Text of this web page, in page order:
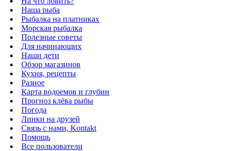
Наша рыба
Рыбалка на платниках
Морская рыбалка
Полезные советы
Для начинающих
Наши дети
Обзор магазинов
Кухня, рецепты
Разное
Карта водоемов и глубин
Прогноз клёва рыбы
Погода
Линки на друзей
Связь с нами, Kontakt
Помощь
Все пользователи